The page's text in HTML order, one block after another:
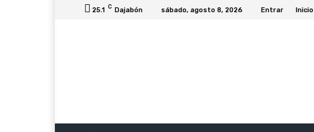
25.1 C Dajabón sábado, agosto 8, 2026 Entrar Inicio